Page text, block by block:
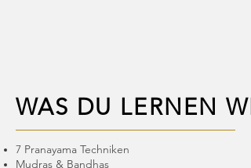
WAS DU LERNEN
WAS DU LERNEN
7 Pranayama Techniken
Mudras & Bandhas